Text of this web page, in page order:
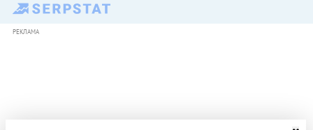
РЕКЛАМА